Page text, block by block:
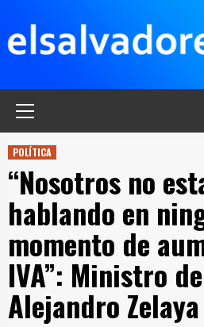
contenido
POLÍTICA
“Nosotros no
hablando en
momento de
IVA”: Ministro
Alejandro Zelaya